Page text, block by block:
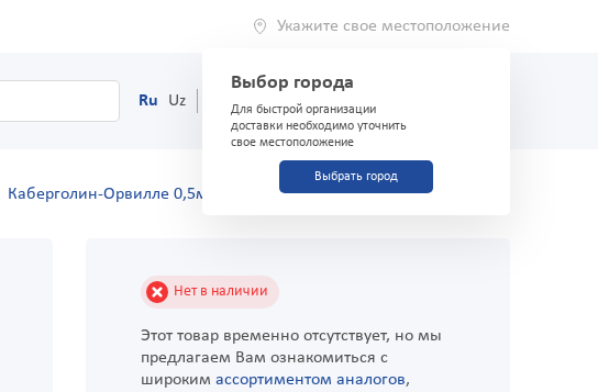
Укажите свое местоположение
Выбор города
Для быстрой организации
доставки необходимо уточнить
свое местоположение
Выбрать город
Ru Uz (71) 200-03-03
Каберголин-Орвилле 0,5мг №24
Нет в наличии
Этот товар временно отсутствует, но мы
предлагаем Вам ознакомиться с
широким ассортиментом аналогов,